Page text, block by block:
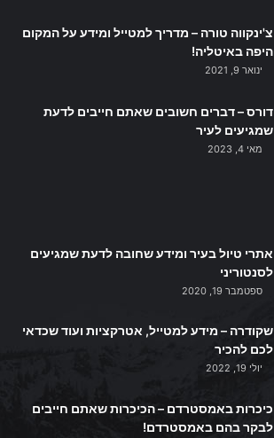
צ'ינקווה טורה – מדריך למטייל ומידע על המקום
היפה באיטליה!
ינואר 9, 2021
דורס – דברים חשובים שאתם חייבים לדעת
שמגיעים לעיר
מאי 4, 2023
אתרי טיול בעיר ומידע שחובה לדעת שמגיעים
לסנטוריני
ספטמבר 19, 2020
שקודרה – מידע למטייל, אטרקציות ועוד שכדאי
לכם להכיר
יולי 19, 2022
כיכרות באמסטרדם – הכיכרות שאתם חייבים
לבקר בהם באמסטרדם!